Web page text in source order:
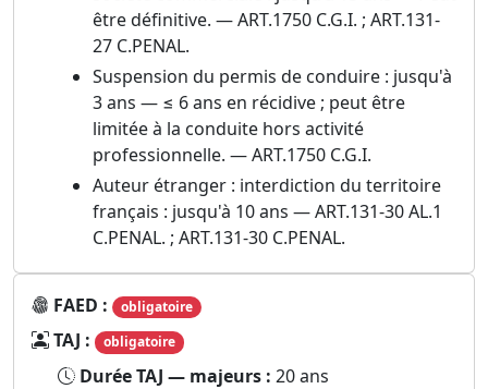
être définitive. — ART.1750 C.G.I. ; ART.131-
27 C.PENAL.
Suspension du permis de conduire : jusqu'à
3 ans — ≤ 6 ans en récidive ; peut être
limitée à la conduite hors activité
professionnelle. — ART.1750 C.G.I.
Auteur étranger : interdiction du territoire
français : jusqu'à 10 ans — ART.131-30 AL.1
C.PENAL. ; ART.131-30 C.PENAL.
FAED : obligatoire
TAJ : obligatoire
Durée TAJ — majeurs : 20 ans